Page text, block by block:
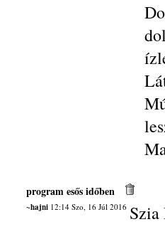
program esős időben
~hajni12:14 Szo, 16 Júl 2016